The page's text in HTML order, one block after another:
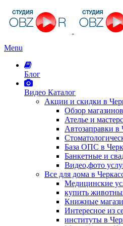
Menu
Блог
Видео Каталог
Акции и скидки в
Обзор
Ателье и
Автозаправки в
База ОПС в
Банкетные и
Видео,фото
Все для дома в
Медицинские
купить
Книжные
Интересное из
институты в